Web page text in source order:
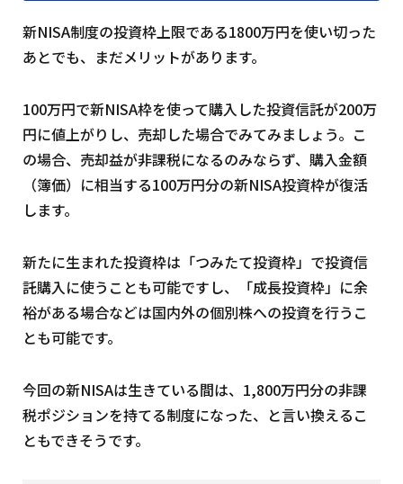
新NISA制度の投資枠上限である1800万円を使い切った
あとでも、まだメリットがあります。
100万円で新NISA枠を使って購入した投資信託が200万
円に値上がりし、売却した場合でみてみましょう。こ
の場合、売却益が非課税になるのみならず、購入金額
（簿価）に相当する100万円分の新NISA投資枠が復活
します。
新たに生まれた投資枠は「つみたて投資枠」で投資信
託購入に使うことも可能ですし、「成長投資枠」に余
裕がある場合などは国内外の個別株への投資を行うこ
とも可能です。
今回の新NISAは生きている間は、1,800万円分の非課
税ポジションを持てる制度になった、と言い換えるこ
ともできそうです。